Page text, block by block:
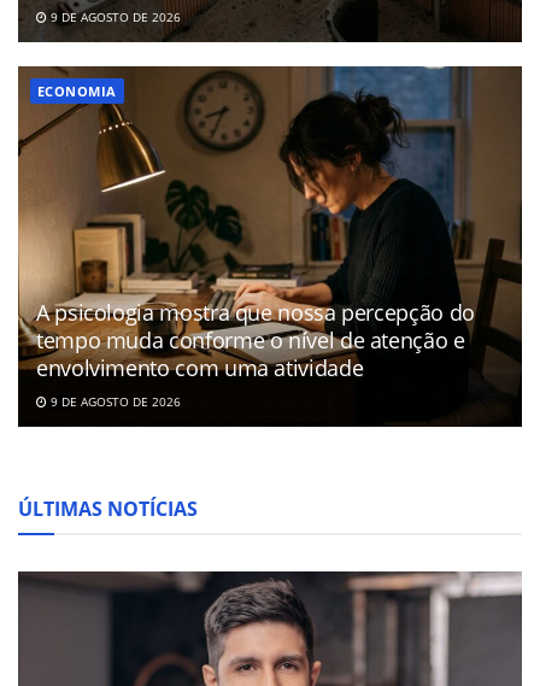
9 DE AGOSTO DE 2026
ECONOMIA
A psicologia mostra que nossa percepção do
tempo muda conforme o nível de atenção e
envolvimento com uma atividade
9 DE AGOSTO DE 2026
ÚLTIMAS NOTÍCIAS